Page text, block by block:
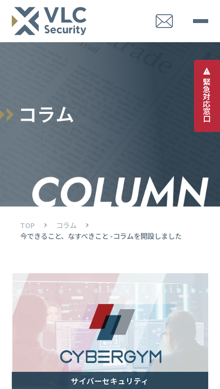
緊
急
対
応
窓
口
コラム
TOP
コラム
今できること、なすべきこと -コラムを開設しました
サイバーセキュリティ